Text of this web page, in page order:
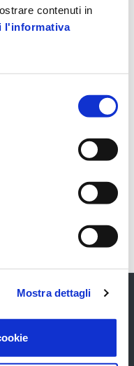
contenuti in
l'informativa
Mostra dettagli
e fornitori
UFFICIO STAMPA